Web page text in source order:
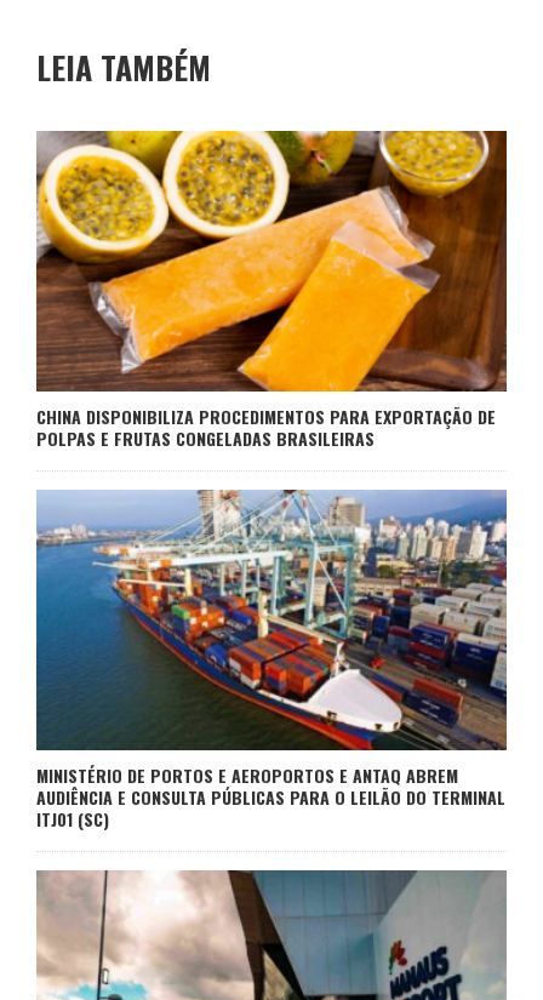
LEIA TAMBÉM
CHINA DISPONIBILIZA PROCEDIMENTOS PARA EXPORTAÇÃO DE
POLPAS E FRUTAS CONGELADAS BRASILEIRAS
MINISTÉRIO DE PORTOS E AEROPORTOS E ANTAQ ABREM
AUDIÊNCIA E CONSULTA PÚBLICAS PARA O LEILÃO DO TERMINAL
ITJ01 (SC)